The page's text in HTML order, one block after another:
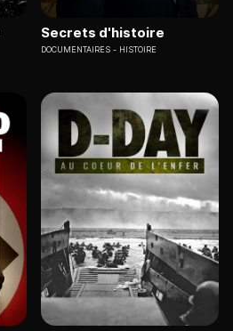
Secrets d'histoire
DOCUMENTAIRES HISTOIRE